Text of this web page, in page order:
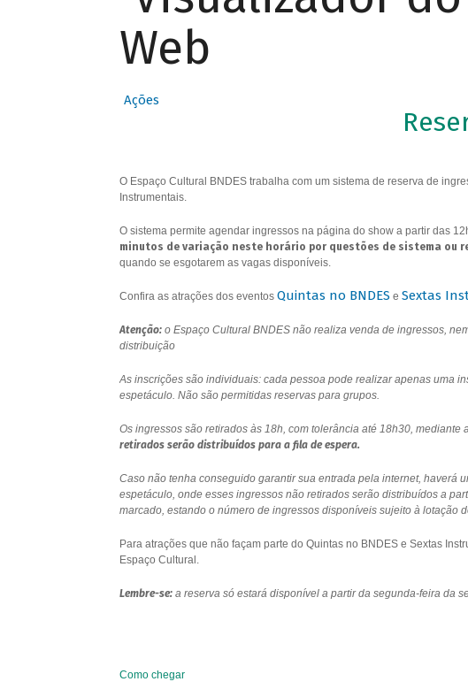
Web
Ações
O Espaço Cultural BNDES trabalha com um sistema de reserva de
Instrumentais.
O sistema permite agendar ingressos na página do show a partir das
minutos de variação neste horário por questões de sistema ou
quando se esgotarem as vagas disponíveis.
Confira as atrações dos eventos Quintas no BNDES e Sextas
Atenção:o Espaço Cultural BNDES não realiza venda de ingressos,
distribuição
As inscrições são individuais: cada pessoa pode realizar apenas uma
espetáculo. Não são permitidas reservas para grupos.
Os ingressos são retirados às 18h, com tolerância até 18h30,
retirados serão distribuídos para a fila de espera.
Caso não tenha conseguido garantir sua entrada pela internet, haverá
espetáculo, onde esses ingressos não retirados serão distribuídos a
marcado, estando o número de ingressos disponíveis sujeito à lotação
Para atrações que não façam parte do Quintas no BNDES e Sextas
Espaço Cultural.
Lembre-se:a reserva só estará disponível a partir da segunda-feira da
Como chegar